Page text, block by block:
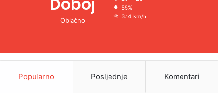
Oblačno
55%
3.14 km/h
Popularno Posljednje Komentari